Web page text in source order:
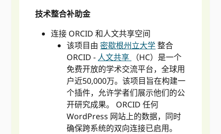
技术整合补助金
连接 ORCID 和人文共享空间
该项目由 密歇根州立大学整合
ORCID - 人文共享
（HC）是一个
免费开放的学术交流平台，全球用
户近50,000万。该项目旨在构建一
个插件，允许学者们展示他们的公
开研究成果。 ORCID 任何
WordPress 网站上的数据，同时
确保跨系统的双向连接已启用。